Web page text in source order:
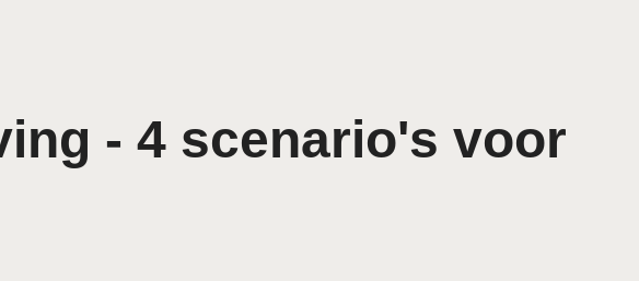
- 4 scenario's voor